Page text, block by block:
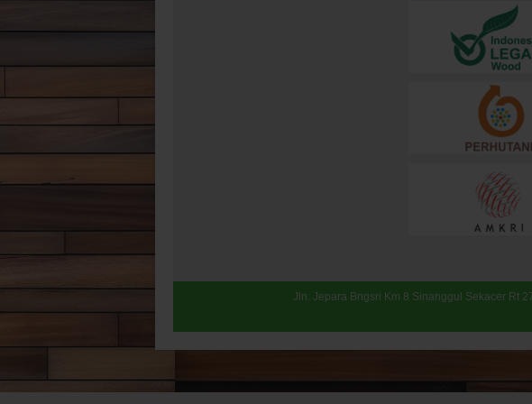
Jln. Jepara Bngsri Km 8 Sinanggul Sekacer Rt